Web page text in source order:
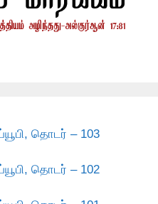
தொடர் – 103
தொடர் – 102